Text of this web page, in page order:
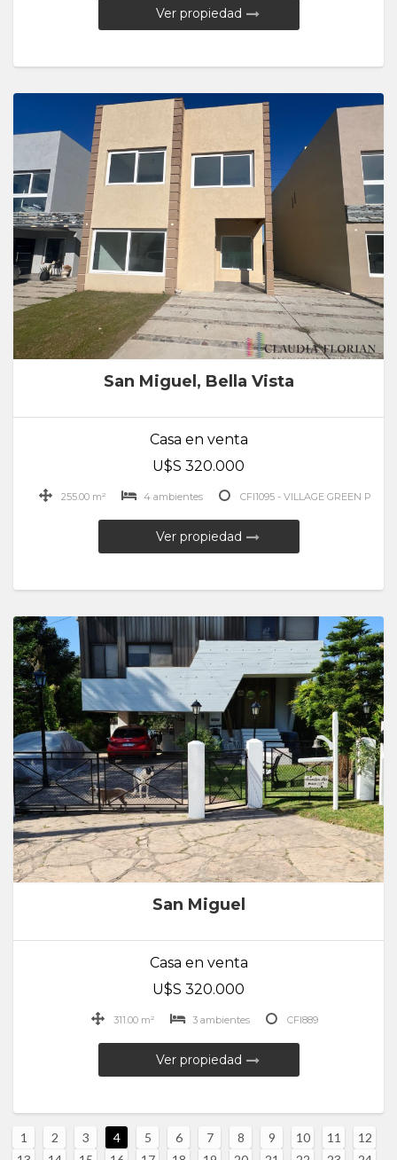
Ver propiedad
San Miguel, Bella Vista
Casa en venta
U$S 320.000
255.00 m² 4 ambientes CFI1095 - VILLAGE GREEN P
Ver propiedad
San Miguel
Casa en venta
U$S 320.000
311.00 m² 3 ambientes CFI889
Ver propiedad
1 2 3 4 5 6 7 8 9 10 11
12